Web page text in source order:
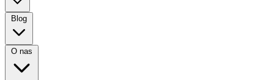
Blog
O nas